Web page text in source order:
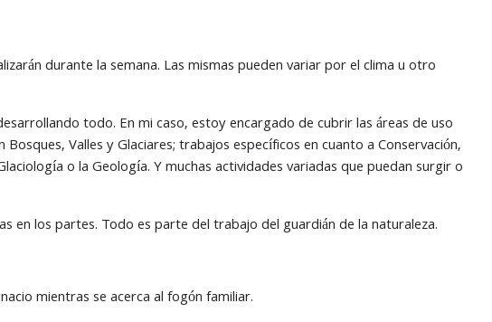
durante la semana. Las mismas pueden variar por el clima u otro
todo. En mi caso, estoy encargado de cubrir las áreas de uso
Valles y Glaciares; trabajos específicos en cuanto a Conservación,
o la Geología. Y muchas actividades variadas que puedan surgir o
los partes. Todo es parte del trabajo del guardián de la naturaleza.
mientras se acerca al fogón familiar.